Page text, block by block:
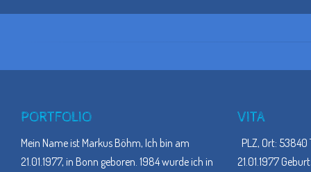
PORTFOLIO
Mein Name ist Markus Böhm, Ich bin am
21.01.1977, in Bonn geboren. 1984 wurde ich in
VITA
PLZ, Ort:
21.01.1977